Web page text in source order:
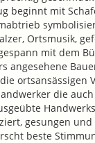
beginnt mit
Ortsmusik,
mit dem
angesehene
ortsansässigen
die
gesungen und
beste